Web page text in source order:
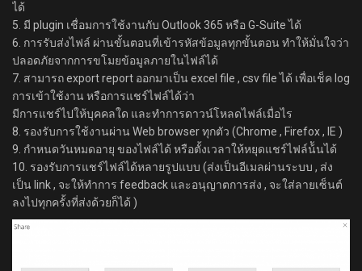
ได้
5. มี plugin เชื่อมการใช้งานกับ Outlook 365 หรือ G-Suite ได้
6. การรับส่งไฟล์ ผ่านขั้นตอนที่เข้ารหัสข้อมูลทุกขั้นตอน ทำให้มั่นใจว่า
ปลอดภัยจากการขโมยข้อมูลภายในไฟล์ได้
7. สามารถ export report ออกมาเป็น excel file , csv file ได้ เพื่อเช็ค log
การเข้าใช้งาน หรือการแชร์ไฟล์ได้ว่า
มีการแชร์ไปให้บุคคลใด และทำการดาวน์โหลดไฟล์เมื่อไร
8. รองรับการใช้งานผ่าน Web browser ทุกตัว (Chrome , Firefox , IE )
9. กำหนดวันหมดอายุ ของไฟล์ได้ หรือตั้งเวลาให้หยุดแชร์ไฟล์น้ันได้
10. รองรับการแชร์ไฟล์ได้หลายรูปแบบ (ส่งเป็นอีเมลผ่านระบบ , ส่ง
เป็น link , จะให้ทำการ feedback และอนุญาตการส่ง , จะใส่ลายเซ็นต์
ลงไปทุกครั้งที่ส่งด้วยก็ได้ )